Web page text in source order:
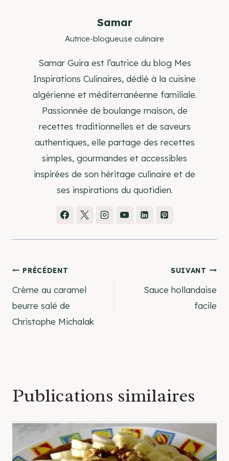
Samar
Autrice-blogueuse culinaire
Samar Guira est l’autrice du blog Mes
Inspirations Culinaires, dédié à la cuisine
algérienne et méditerranéenne familiale.
Passionnée de boulange maison, de
recettes traditionnelles et de saveurs
authentiques, elle partage des recettes
simples, gourmandes et accessibles
inspirées de son héritage culinaire et de
ses inspirations du quotidien.
Navigation
de
l’article
PRÉCÉDENT
Crème au caramel
beurre salé de
Christophe Michalak
SUIVANT
Sauce hollandaise
facile
Publications similaires